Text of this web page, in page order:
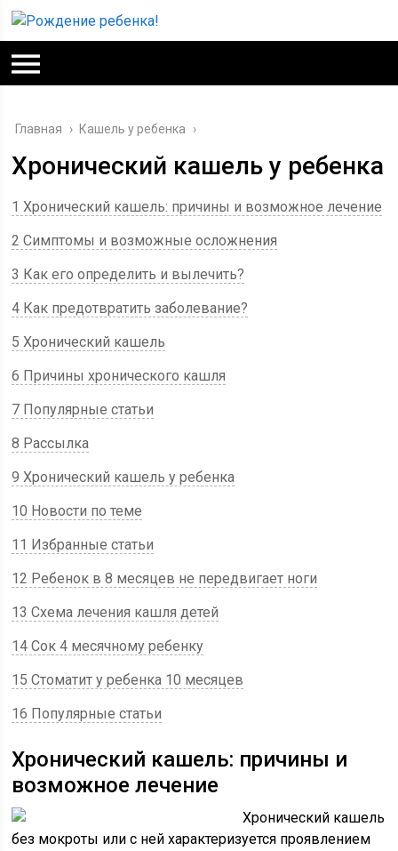
Главная › Кашель у ребенка ›
Хронический кашель у ребенка
1 Хронический кашель: причины и возможное лечение
2 Симптомы и возможные осложнения
3 Как его определить и вылечить?
4 Как предотвратить заболевание?
5 Хронический кашель
6 Причины хронического кашля
7 Популярные статьи
8 Рассылка
9 Хронический кашель у ребенка
10 Новости по теме
11 Избранные статьи
12 Ребенок в 8 месяцев не передвигает ноги
13 Схема лечения кашля детей
14 Сок 4 месячному ребенку
15 Стоматит у ребенка 10 месяцев
16 Популярные статьи
Хронический кашель: причины и
возможное лечение
Хронический кашель
без мокроты или с ней характеризуется проявлением